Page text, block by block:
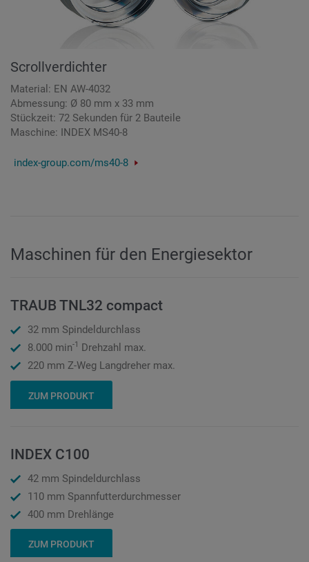
Scrollverdichter
Material: EN AW-4032
Abmessung: Ø 80 mm x 33 mm
Stückzeit: 72 Sekunden für 2 Bauteile
Maschine: INDEX MS40-8
index-group.com/ms40-8
Maschinen für den Energiesektor
TRAUB TNL32 compact
32 mm Spindeldurchlass
8.000 min-1
Drehzahl max.
220 mm Z-Weg Langdreher max.
ZUM PRODUKT
INDEX C100
42 mm Spindeldurchlass
110 mm Spannfutterdurchmesser
400 mm Drehlänge
ZUM PRODUKT